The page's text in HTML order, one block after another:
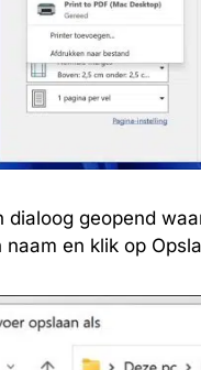
dialoog geopend
naam en klik op